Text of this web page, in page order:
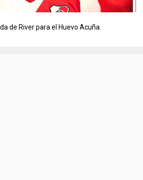
de River para el Huevo Acuña.